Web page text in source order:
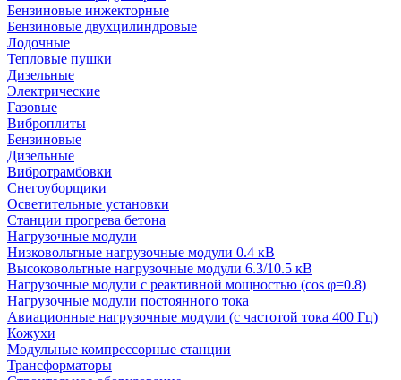
Бензиновые инжекторные
Бензиновые двухцилиндровые
Лодочные
Тепловые пушки
Дизельные
Электрические
Газовые
Виброплиты
Бензиновые
Дизельные
Вибротрамбовки
Снегоуборщики
Осветительные установки
Станции прогрева бетона
Нагрузочные модули
Низковольтные нагрузочные модули 0.4 кВ
Высоковольтные нагрузочные модули 6.3/10.5 кВ
Нагрузочные модули с реактивной мощностью (cos φ=0.8)
Нагрузочные модули постоянного тока
Авиационные нагрузочные модули (с частотой тока 400 Гц)
Кожухи
Модульные компрессорные станции
Трансформаторы